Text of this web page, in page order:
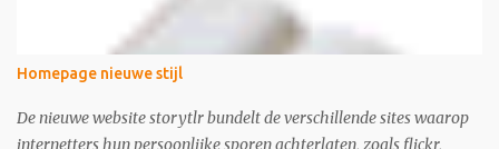
Homepage nieuwe stijl
De nieuwe website storytlr bundelt de verschillende sites waarop
internetters hun persoonlijke sporen achterlaten, zoals flickr,